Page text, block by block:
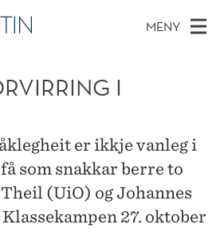
MENY
I
er ikkje vanleg i
som snakkar berre to
(UiO) og Johannes
27. oktober